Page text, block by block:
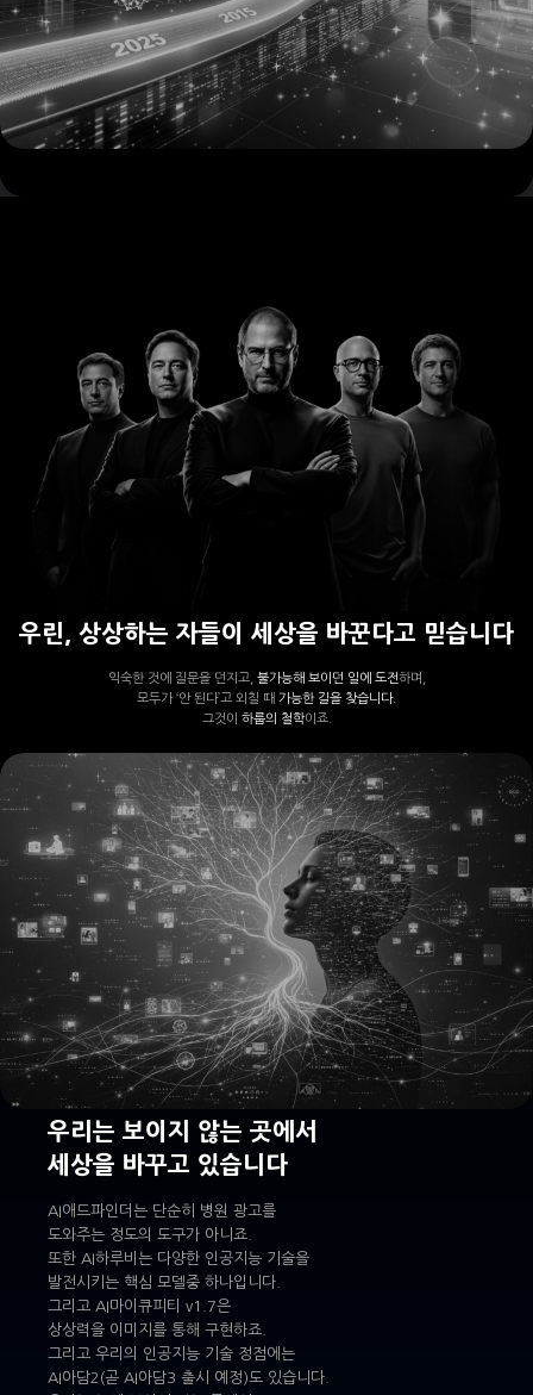
우린, 상상하는 자들이 세상을 바꾼다고 믿습니다
익숙한 것에 질문을 던지고, 불가능해 보이던 일에 도전하며,
모두가 ‘안 된다’고 외칠 때 가능한 길을 찾습니다.
그것이 하룹의 철학이죠.
우리는 보이지 않는 곳에서
세상을 바꾸고 있습니다
AI애드파인더는 단순히 병원 광고를
도와주는 정도의 도구가 아니죠.
또한 AI하루비는 다양한 인공지능 기술을
발전시키는 핵심 모델중 하나입니다.
그리고 AI마이큐피티 v1.7은
상상력을 이미지를 통해 구현하죠.
그리고 우리의 인공지능 기술 정점에는
AI아담2(곧 AI아담3 출시 예정)도 있습니다.